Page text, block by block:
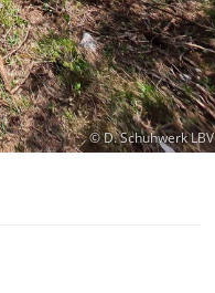
© D. Schuhwerk LBV